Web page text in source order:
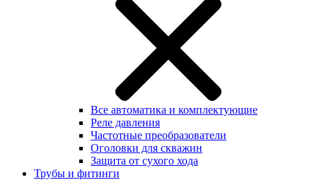
Все автоматика и комплектующие
Реле давления
Частотные преобразователи
Оголовки для скважин
Защита от сухого хода
Трубы и фитинги